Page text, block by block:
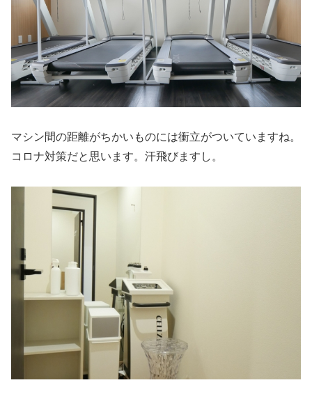
マシン間の距離がちかいものには衝立がついていますね。
コロナ対策だと思います。汗飛びますし。